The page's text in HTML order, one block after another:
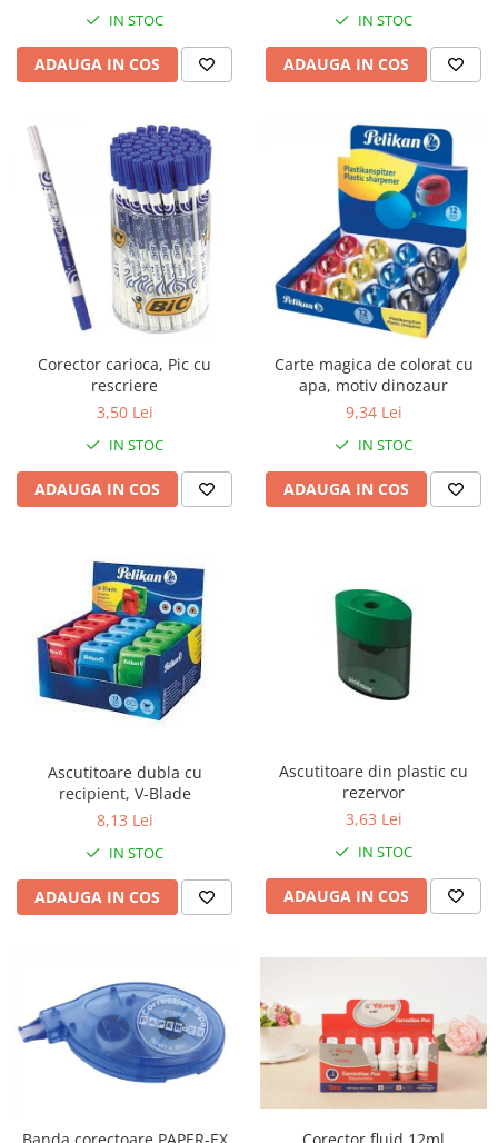
IN STOC
ADAUGA IN COS
IN STOC
ADAUGA IN COS
Corector carioca, Pic cu
rescriere
3,50 Lei
IN STOC
ADAUGA IN COS
Carte magica de colorat cu
apa, motiv dinozaur
9,34 Lei
IN STOC
ADAUGA IN COS
Ascutitoare dubla cu
recipient, V-Blade
8,13 Lei
IN STOC
ADAUGA IN COS
Ascutitoare din plastic cu
rezervor
3,63 Lei
IN STOC
ADAUGA IN COS